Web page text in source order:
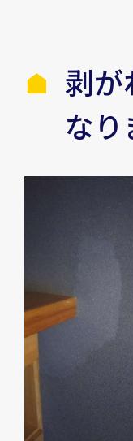
剥が
なり